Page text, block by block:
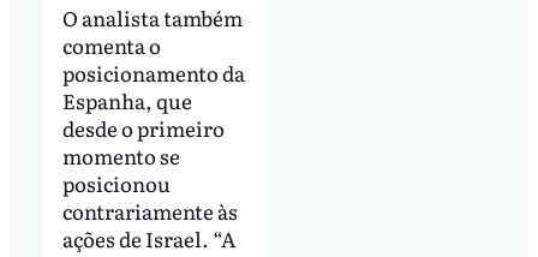
O analista também
comenta o
posicionamento da
Espanha, que
desde o primeiro
momento se
posicionou
contrariamente às
ações de Israel. “A